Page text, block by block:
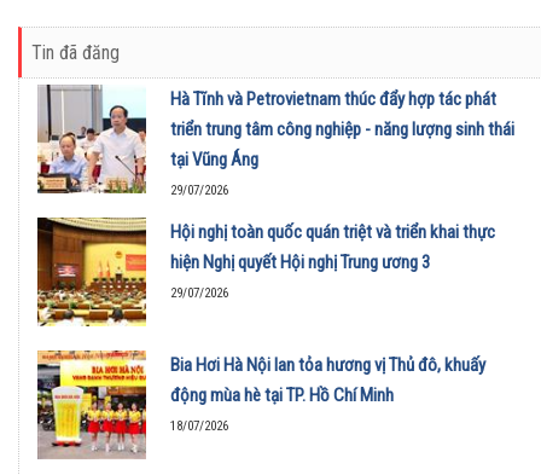
Tin đã đăng
Hà Tĩnh và Petrovietnam thúc đẩy hợp tác phát
triển trung tâm công nghiệp - năng lượng sinh thái
tại Vũng Áng
29/07/2026
Hội nghị toàn quốc quán triệt và triển khai thực
hiện Nghị quyết Hội nghị Trung ương 3
29/07/2026
Bia Hơi Hà Nội lan tỏa hương vị Thủ đô, khuấy
động mùa hè tại TP. Hồ Chí Minh
18/07/2026